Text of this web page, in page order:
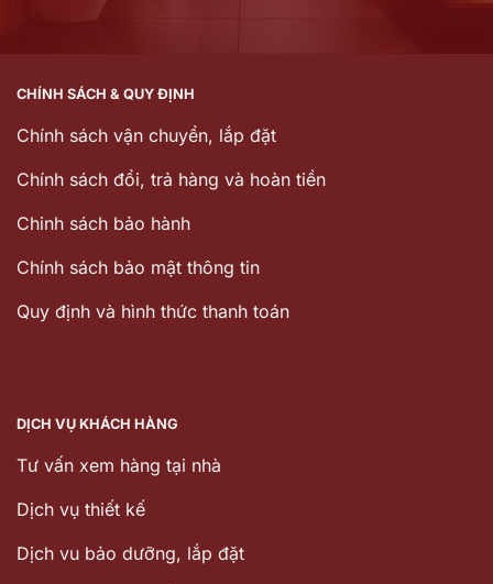
CHÍNH SÁCH & QUY ĐỊNH
Chính sách vận chuyển, lắp đặt
Chính sách đổi, trả hàng và hoàn tiền
Chinh sách bảo hành
Chính sách bảo mật thông tin
Quy định và hình thức thanh toán
DỊCH VỤ KHÁCH HÀNG
Tư vấn xem hàng tại nhà
Dịch vụ thiết kế
Dịch vu bảo dưỡng, lắp đặt